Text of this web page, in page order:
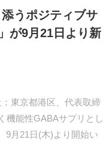
うポジティブサ
が9月21日より新
東京都港区、代表取締
機能性GABAサプリとし
9月21日(木)より開始い